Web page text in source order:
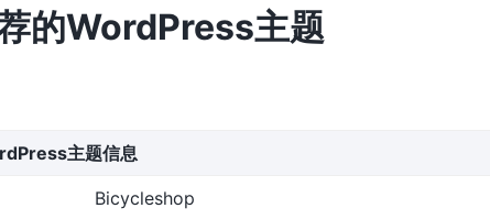
的WordPress主题
主题信息
Bicycleshop